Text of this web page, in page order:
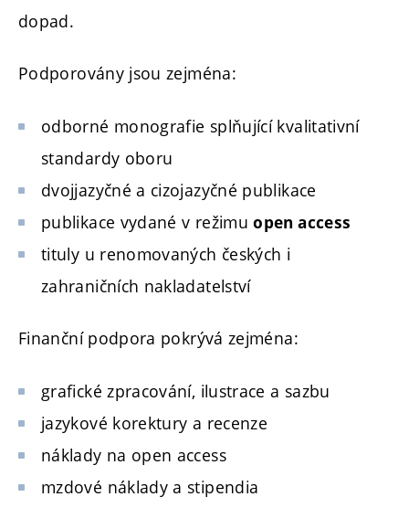
dopad.
Podporovány jsou zejména:
odborné monografie splňující kvalitativní
standardy oboru
dvojjazyčné a cizojazyčné publikace
publikace vydané v režimuopen access
tituly u renomovaných českých i
zahraničních nakladatelství
Finanční podpora pokrývá zejména:
grafické zpracování, ilustrace a sazbu
jazykové korektury a recenze
náklady na open access
mzdové náklady a stipendia